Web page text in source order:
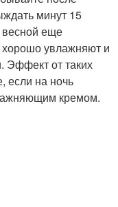
минут 15
весной еще
увлажняют и
Эффект от таких
если на ночь
кремом.